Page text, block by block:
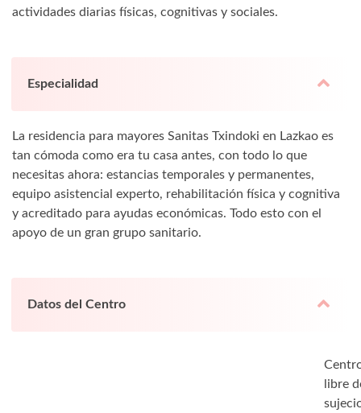
actividades diarias físicas, cognitivas y sociales.
Especialidad
La residencia para mayores Sanitas Txindoki en Lazkao es
tan cómoda como era tu casa antes, con todo lo que
necesitas ahora: estancias temporales y permanentes,
equipo asistencial experto, rehabilitación física y cognitiva
y acreditado para ayudas económicas. Todo esto con el
apoyo de un gran grupo sanitario.
Datos del Centro
libre